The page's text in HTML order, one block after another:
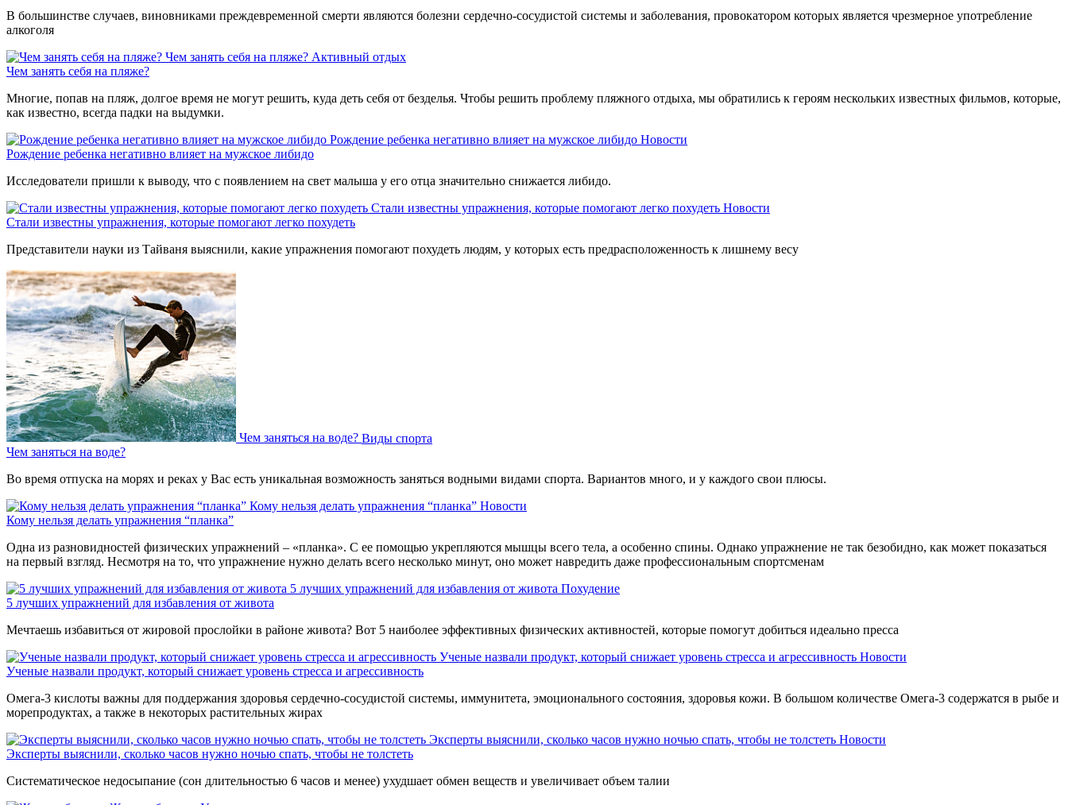
В большинстве случаев, виновниками преждевременной смерти являются болезни сердечно-сосудистой системы и заболевания, провокатором которых является чрезмерное употребление
алкоголя
Чем занять себя на пляже? Активный отдых
Чем занять себя на пляже?
Многие, попав на пляж, долгое время не могут решить, куда деть себя от безделья. Чтобы решить проблему пляжного отдыха, мы обратились к героям нескольких известных фильмов, которые,
как известно, всегда падки на выдумки.
Рождение ребенка негативно влияет на мужское либидо Новости
Рождение ребенка негативно влияет на мужское либидо
Исследователи пришли к выводу, что с появлением на свет малыша у его отца значительно снижается либидо.
Стали известны упражнения, которые помогают легко похудеть Новости
Стали известны упражнения, которые помогают легко похудеть
Представители науки из Тайваня выяснили, какие упражнения помогают похудеть людям, у которых есть предрасположенность к лишнему весу
Чем заняться на воде? Виды спорта
Чем заняться на воде?
Во время отпуска на морях и реках у Вас есть уникальная возможность заняться водными видами спорта. Вариантов много, и у каждого свои плюсы.
Кому нельзя делать упражнения “планка” Новости
Кому нельзя делать упражнения “планка”
Одна из разновидностей физических упражнений – «планка». С ее помощью укрепляются мышцы всего тела, а особенно спины. Однако упражнение не так безобидно, как может показаться
на первый взгляд. Несмотря на то, что упражнение нужно делать всего несколько минут, оно может навредить даже профессиональным спортсменам
5 лучших упражнений для избавления от живота Похудение
5 лучших упражнений для избавления от живота
Мечтаешь избавиться от жировой прослойки в районе живота? Вот 5 наиболее эффективных физических активностей, которые помогут добиться идеально пресса
Ученые назвали продукт, который снижает уровень стресса и агрессивность Новости
Ученые назвали продукт, который снижает уровень стресса и агрессивность
Омега-3 кислоты важны для поддержания здоровья сердечно-сосудистой системы, иммунитета, эмоционального состояния, здоровья кожи. В большом количестве Омега-3 содержатся в рыбе и
морепродуктах, а также в некоторых растительных жирах
Эксперты выяснили, сколько часов нужно ночью спать, чтобы не толстеть Новости
Эксперты выяснили, сколько часов нужно ночью спать, чтобы не толстеть
Систематическое недосыпание (сон длительностью 6 часов и менее) ухудшает обмен веществ и увеличивает объем талии